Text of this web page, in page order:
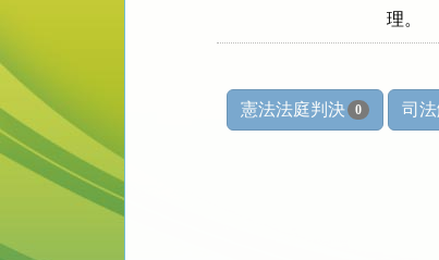
    理。
憲法法庭判決 0 司